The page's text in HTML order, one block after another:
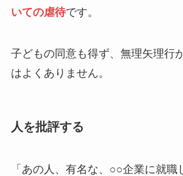
いての虐待です。
子どもの同意も得ず、無理矢理行
はよくありません。
人を批評する
「あの人、有名な、○○企業に就職